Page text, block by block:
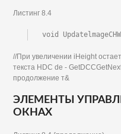
Листинг 8.4
void
//При увеличении iHeight
текста HDC de -
продолжение т&
ЭЛЕМЕНТЫ
ОКНАХ